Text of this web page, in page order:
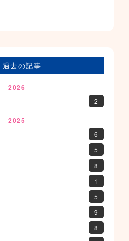
過去の記事
2026
2
2025
6
5
8
1
5
9
8